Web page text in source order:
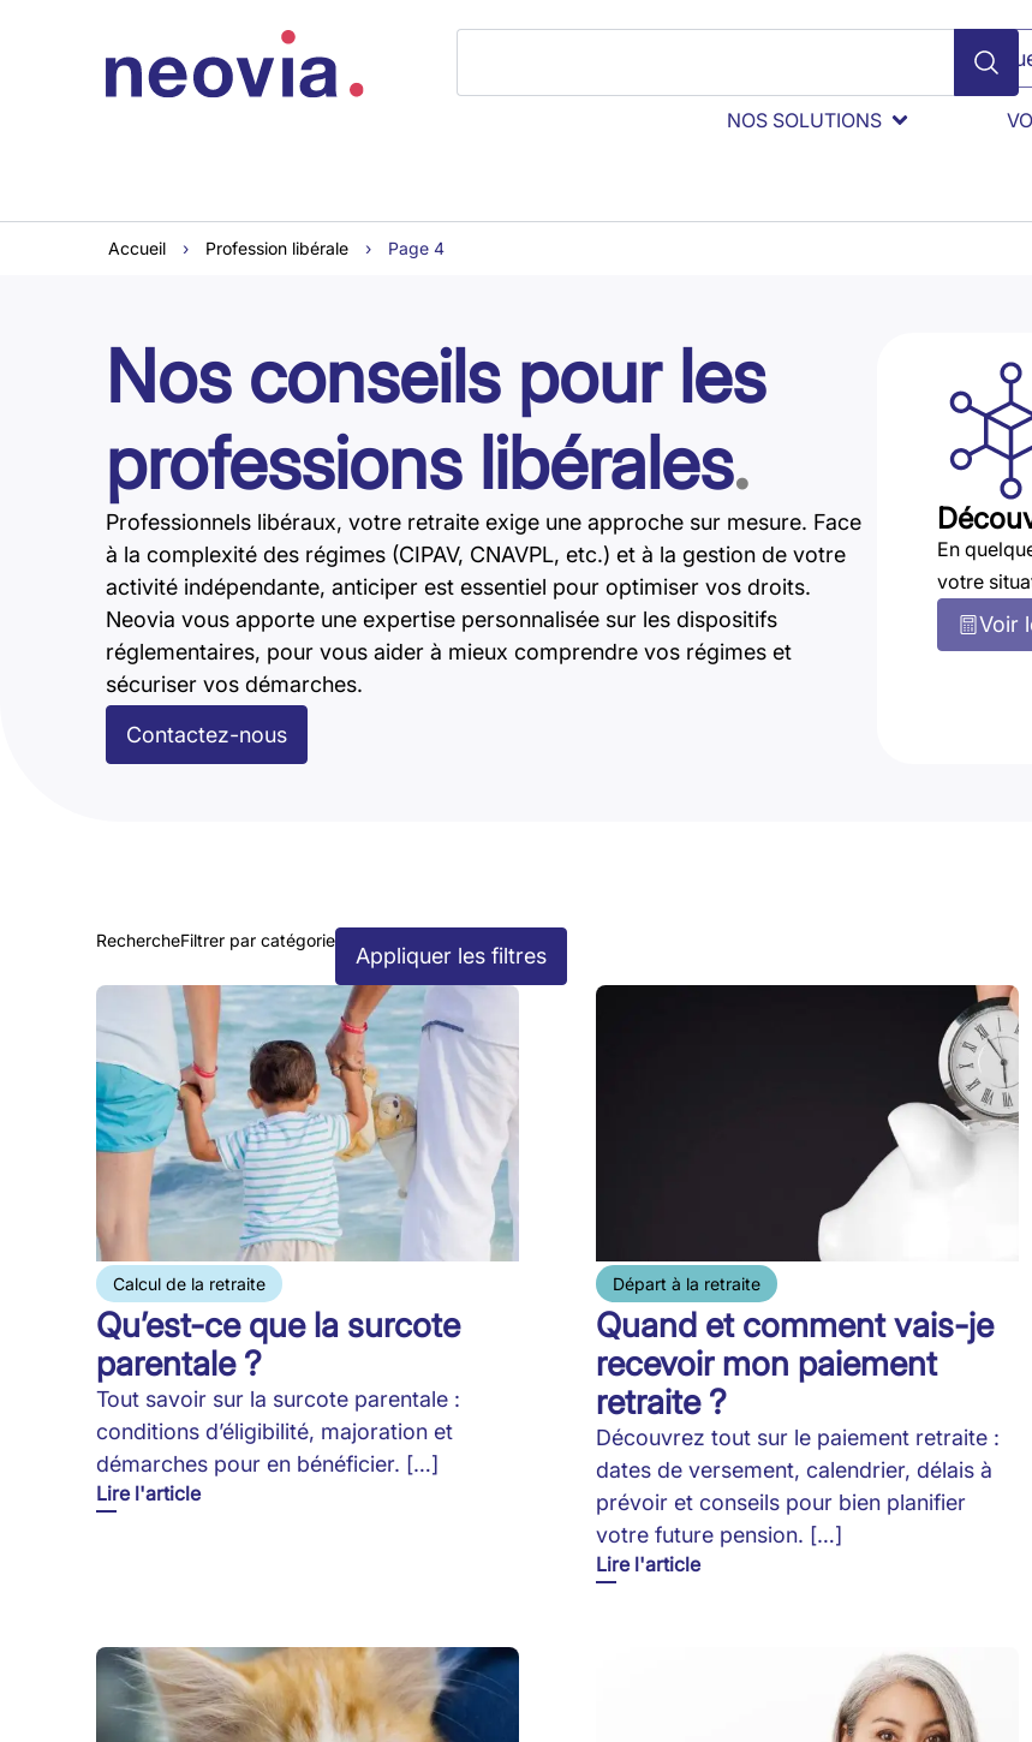
NOS SOLUTIONS
Accueil › Profession libérale › Page 4
Nos conseils pour les
professions libérales.
Professionnels libéraux, votre retraite exige une approche sur mesure. Face
à la complexité des régimes (CIPAV, CNAVPL, etc.) et à la gestion de votre
activité indépendante, anticiper est essentiel pour optimiser vos droits.
Neovia vous apporte une expertise personnalisée sur les dispositifs
réglementaires, pour vous aider à mieux comprendre vos régimes et
sécuriser vos démarches.
Contactez-nous
En
votre
Voir
RechercheFiltrer par catégorie
Appliquer les filtres
Calcul de la retraite
Qu’est-ce que la surcote
parentale ?
Tout savoir sur la surcote parentale :
conditions d’éligibilité, majoration et
démarches pour en bénéficier. […]
Lire l'article
Départ à la retraite
Quand et comment vais-je
recevoir mon paiement
retraite ?
Découvrez tout sur le paiement retraite :
dates de versement, calendrier, délais à
prévoir et conseils pour bien planifier
votre future pension. […]
Lire l'article